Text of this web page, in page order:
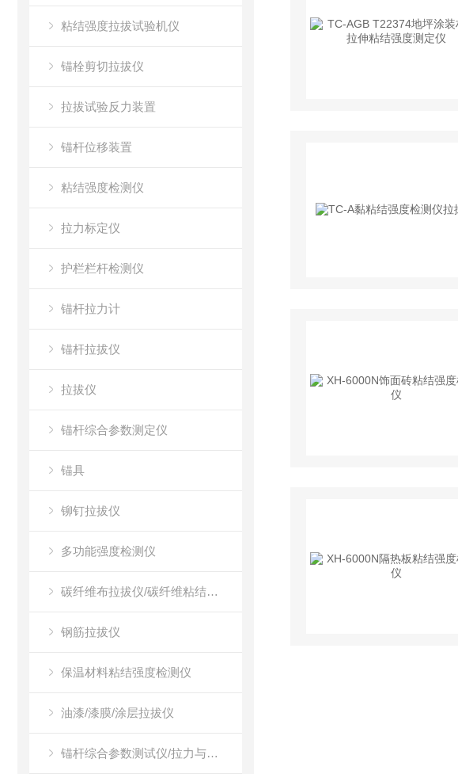
粘结强度拉拔试验机仪
锚栓剪切拉拔仪
拉拔试验反力装置
锚杆位移装置
粘结强度检测仪
拉力标定仪
护栏栏杆检测仪
锚杆拉力计
锚杆拉拔仪
拉拔仪
锚杆综合参数测定仪
锚具
铆钉拉拔仪
多功能强度检测仪
碳纤维布拉拔仪/碳纤维粘结强度检测仪
钢筋拉拔仪
保温材料粘结强度检测仪
油漆/漆膜/涂层拉拔仪
锚杆综合参数测试仪/拉力与位移测试装置